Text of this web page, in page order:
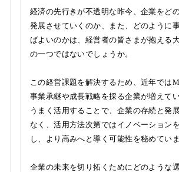
経済の先行きが不透明な昨今、企業をど
発展させていくのか、また、どのように
ばよいのかは、経営者の皆さまが抱える
の一つではないでしょうか。
この経営課題を解決するため、近年では
事業承継や成長戦略を採る企業が増えて
うまく活用することで、企業の存続と発
なく、活用方法次第ではイノベーション
し、より高みへと導く可能性を秘めていま
企業の未来を切り拓くためにどのような